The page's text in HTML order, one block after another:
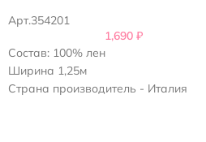
Арт.354201
1,690₽
Состав: 100% лен
Ширина 1,25м
Страна производитель - Италия